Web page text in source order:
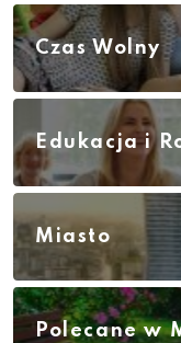
Czas Wolny
Edukacja i
Miasto
Polecane w